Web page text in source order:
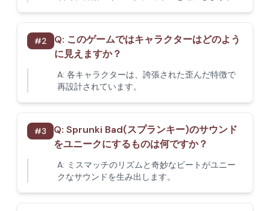
#2 Q: このゲームではキャラクターはどのよう
に見えますか？
A: 各キャラクターは、誇張された歪んだ特徴で
再設計されています。
#3 Q: Sprunki Bad(スプランキー)のサウンド
をユニークにするものは何ですか？
A: ミスマッチのリズムと奇妙なビートがユニー
クなサウンドを生み出します。